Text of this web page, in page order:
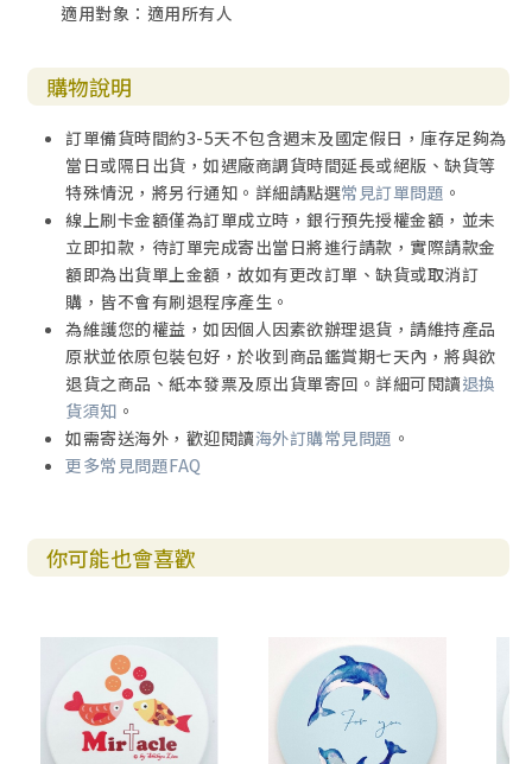
適用對象：適用所有人
購物說明
訂單備貨時間約3-5天不包含週末及國定假日，庫存足夠為
當日或隔日出貨，如遇廠商調貨時間延長或絕版、缺貨等
特殊情況，將另行通知。詳細請點選常見訂單問題 。
線上刷卡金額僅為訂單成立時，銀行預先授權金額，並未
立即扣款，待訂單完成寄出當日將進行請款，實際請款金
額即為出貨單上金額，故如有更改訂單、缺貨或取消訂
購，皆不會有刷退程序產生。
為維護您的權益，如因個人因素欲辦理退貨，請維持產品
原狀並依原包裝包好，於收到商品鑑賞期七天內，將與欲
退貨之商品、紙本發票及原出貨單寄回。詳細可閱讀退換
貨須知 。
如需寄送海外，歡迎閱讀海外訂購常見問題 。
更多常見問題FAQ
你可能也會喜歡